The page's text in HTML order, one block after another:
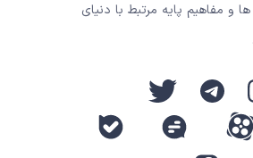
و مفاهیم پایه مرتبط با دنیای